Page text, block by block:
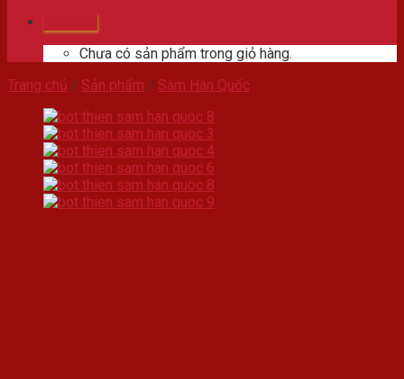
Chưa có sản phẩm trong giỏ hàng.
Trang chủ / Sản phẩm / Sâm Hàn Quốc